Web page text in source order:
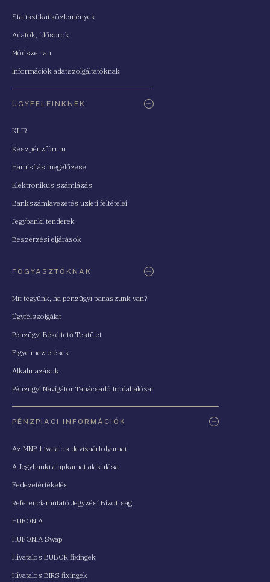
Statisztikai közlemények
Adatok, idősorok
Módszertan
Információk adatszolgáltatóknak
ÜGYFELEINKNEK
KLIR
Készpénzfórum
Hamisítás megelőzése
Elektronikus számlázás
Bankszámlavezetés üzleti feltételei
Jegybanki tenderek
Beszerzési eljárások
FOGYASZTÓKNAK
Mit tegyünk, ha pénzügyi panaszunk van?
Ügyfélszolgálat
Pénzügyi Békéltető Testület
Figyelmeztetések
Alkalmazások
Pénzügyi Navigátor Tanácsadó Irodahálózat
PÉNZPIACI INFORMÁCIÓK
Az MNB hivatalos devizaárfolyamai
A Jegybanki alapkamat alakulása
Fedezetértékelés
Referenciamutató Jegyzési Bizottság
HUFONIA
HUFONIA Swap
Hivatalos BUBOR fixingek
Hivatalos BIRS fixingek